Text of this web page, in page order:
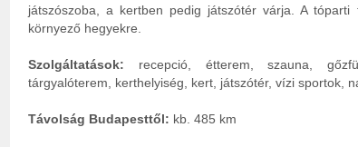
játszószoba, a kertben pedig játszótér várja. A
környező hegyekre.
Szolgáltatások: recepció, étterem, szauna,
tárgyalóterem, kerthelyiség, kert, játszótér, vízi sportok,
Távolság Budapesttől: kb. 485 km